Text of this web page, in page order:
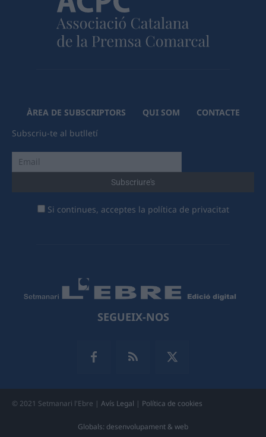
ÀREA DE SUBSCRIPTORS QUI SOM
CONTACTE
Subscriu-te al butlletí
Si continues, acceptes la política de privacitat
SEGUEIX-NOS
© 2021 Setmanari l'Ebre | Avís Legal | Política de cookies
Globals: desenvolupament & web